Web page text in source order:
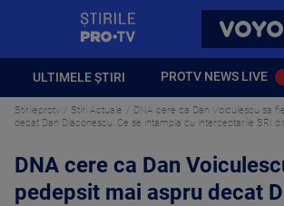
VOYO
ULTIMELE ȘTIRI PROTV NEWS LIVE
Stirileprotv Știri Actuale
DNA cere ca Dan Voiculescu sa
decat Dan Diaconescu. Ce se intampla cu interceptarile SRI
DNA cere ca Dan
pedepsit mai aspru decat